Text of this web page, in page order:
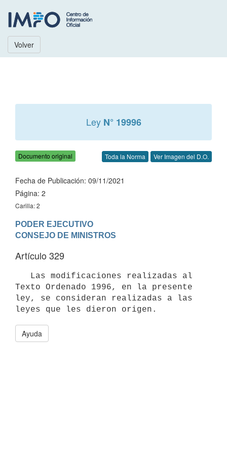
Volver
Ley N° 19996
Documento original Toda la Norma Ver Imagen del D.O.
Fecha de Publicación: 09/11/2021
Página: 2
Carilla: 2
PODER EJECUTIVO
Artículo 329
Texto Ordenado 1996, en la presente
ley, se consideran realizadas a las
Ayuda